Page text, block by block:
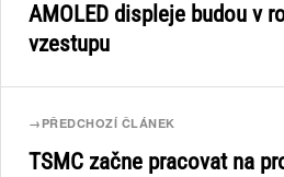
AMOLED displeje budou v
vzestupu
→ PŘEDCHOZÍ ČLÁNEK
TSMC začne pracovat na